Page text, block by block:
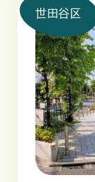
世田谷区